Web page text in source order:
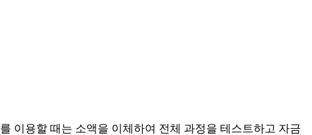
이용할 때는 소액을 이체하여 전체 과정을 테스트하고 자금